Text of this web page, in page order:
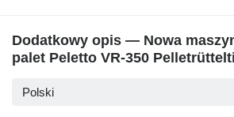
Dodatkowy opis — Nowa
palet Peletto VR-350
Polski